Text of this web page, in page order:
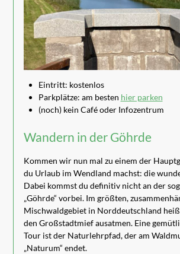
Eintritt: kostenlos
Parkplätze: am besten hier parken
(noch) kein Café oder Infozentrum
Wandern in der Göhrde
Kommen wir nun mal zu einem der
du Urlaub im Wendland machst: die
Dabei kommst du definitiv nicht an der
„Göhrde“ vorbei. Im größten,
Mischwaldgebiet in Norddeutschland
den Großstadtmief ausatmen. Eine
Tour ist der Naturlehrpfad, der am
„Naturum“ endet.